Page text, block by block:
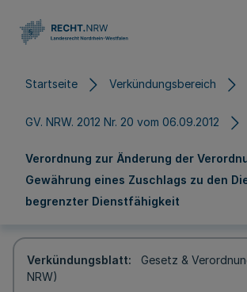
Startseite Verkündungsbereich
GV. NRW. 2012 Nr. 20 vom 06.09.2012
Verordnung zur Änderung der
Gewährung eines Zuschlags zu den
begrenzter Dienstfähigkeit
Verkündungsblatt
Gesetz &
NRW)